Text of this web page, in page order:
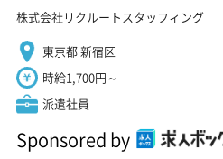
株式会社リクルートスタッフィング
東京都 新宿区
時給1,700円～
派遣社員
Sponsored by